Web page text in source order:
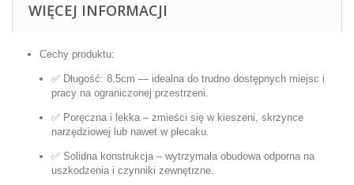
WIĘCEJ INFORMACJI
Cechy produktu:
✅ Długość: 8.5cm — idealna do trudno dostępnych miejsc i
pracy na ograniczonej przestrzeni.
✅ Poręczna i lekka – zmieści się w kieszeni, skrzynce
narzędziowej lub nawet w plecaku.
✅ Solidna konstrukcja – wytrzymała obudowa odporna na
uszkodzenia i czynniki zewnętrzne.